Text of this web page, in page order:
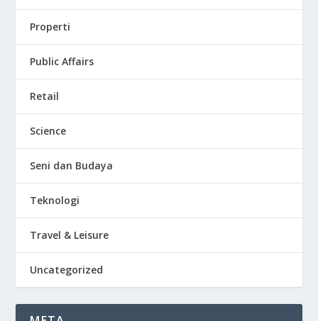
Properti
Public Affairs
Retail
Science
Seni dan Budaya
Teknologi
Travel & Leisure
Uncategorized